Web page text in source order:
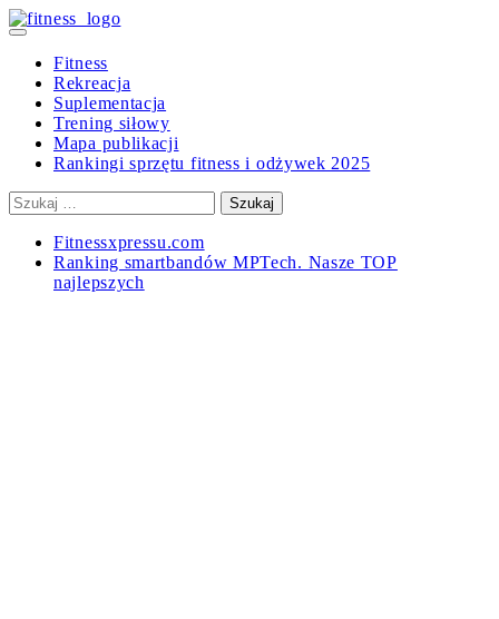
Skip
to
content
Primary
Fitness
Rekreacja
Suplementacja
Trening siłowy
Mapa publikacji
Rankingi sprzętu fitness i odżywek 2025
Szukaj:
Fitnessxpressu.com
Ranking smartbandów MPTech. Nasze TOP
najlepszych